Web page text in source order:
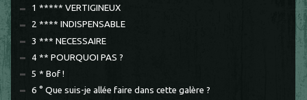
1 ***** VERTIGINEUX
2 **** INDISPENSABLE
3 *** NECESSAIRE
4 ** POURQUOI PAS ?
5 * Bof !
6 ° Que suis-je allée faire dans cette galère ?